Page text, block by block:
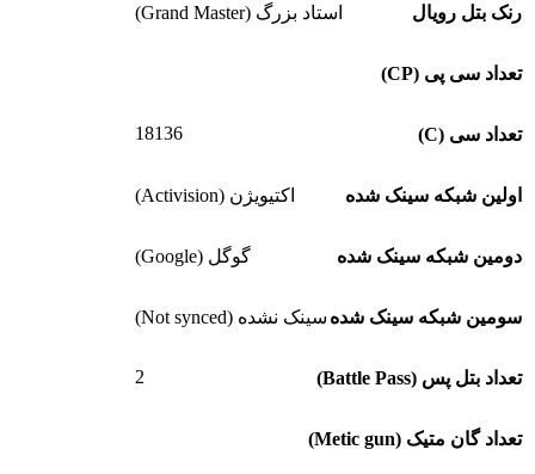
رنک بتل رویال استاد بزرگ (Grand Master)
تعداد سی پی (CP)
تعداد سی (C) 18136
اولین شبکه سینک شده اکتیویژن (Activision)
دومین شبکه سینک شده گوگل (Google)
سومین شبکه سینک شده سینک نشده (Not synced)
تعداد بتل پس (Battle Pass) 2
تعداد گان متیک (Metic gun)